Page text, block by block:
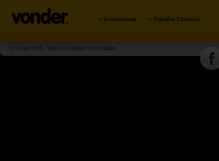
» Institucional » Trabalhe Conosco
© Grupo OVD. Todos os direitos reservados.